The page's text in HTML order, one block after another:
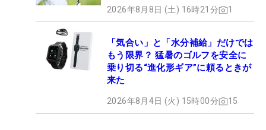
2026年8月8日 (土) 16時21分 1
「気合い」と「水分補給」だけでは
もう限界？ 猛暑のゴルフを安全に
乗り切る“進化形ギア”に頼るときが
来た
2026年8月4日 (火) 15時00分 15